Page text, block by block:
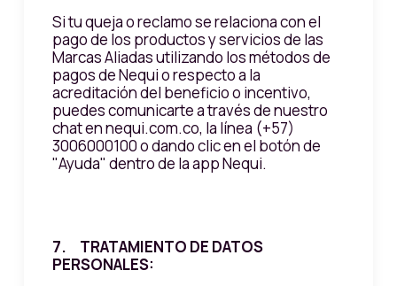
Si tu queja o reclamo se relaciona con el
pago de los productos y servicios de las
Marcas Aliadas utilizando los métodos de
pagos de Nequi o respecto a la
acreditación del beneficio o incentivo,
puedes comunicarte a través de nuestro
chat en nequi.com.co, la línea (+57)
3006000100 o dando clic en el botón de
"Ayuda" dentro de la app Nequi.
7. TRATAMIENTO DE DATOS
PERSONALES: